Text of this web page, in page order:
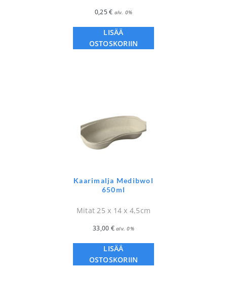
0,25€ alv. 0%
LISÄÄ
OSTOSKORIIN
Kaarimalja Medibwol
650ml
Mitat 25 x 14 x 4,5cm
33,00 € alv. 0%
LISÄÄ
OSTOSKORIIN